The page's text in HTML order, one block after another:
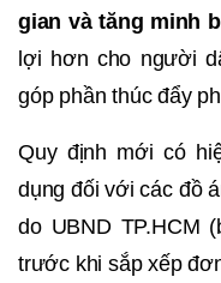
gian và tăng minh
lợi hơn cho người
góp phần thúc đẩy
Quy định mới có
dụng đối với các đồ
do UBND TP.HCM
trước khi sắp xếp